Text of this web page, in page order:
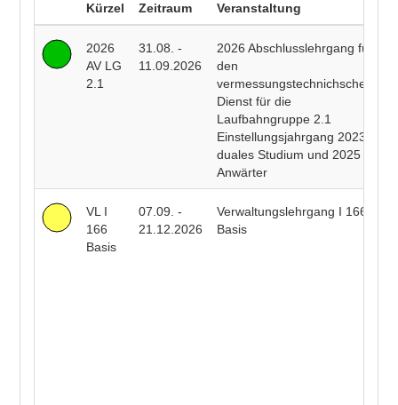
Kürzel Zeitraum Veranstaltung
2026
AV LG
2.1
31.08. -
11.09.2026
2026 Abschlusslehrgang für
den
vermessungstechnichschen
Dienst für die
Laufbahngruppe 2.1
Einstellungsjahrgang 2023
duales Studium und 2025
Anwärter
VL I
166
Basis
07.09. -
21.12.2026
Verwaltungslehrgang I 166
Basis